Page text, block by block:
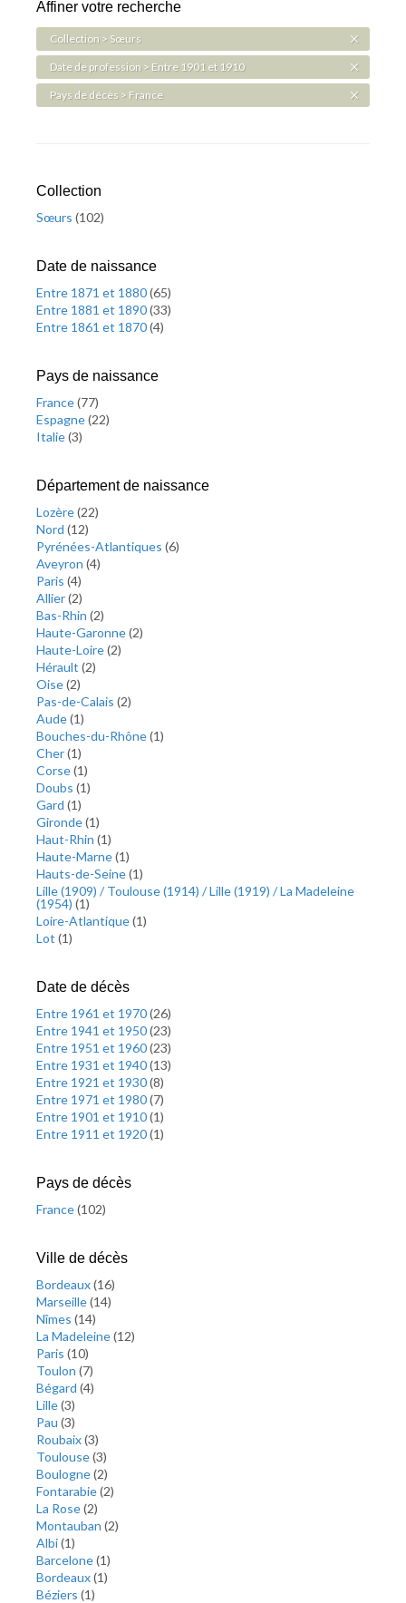
Affiner votre recherche
Collection > Sœurs
Date de profession > Entre 1901 et 1910
Pays de décès > France
Collection
Sœurs (102)
Date de naissance
Entre 1871 et 1880(65)
Entre 1881 et 1890(33)
Entre 1861 et 1870(4)
Pays de naissance
France(77)
Espagne(22)
Italie(3)
Département de naissance
Lozère(22)
Nord (12)
Pyrénées-Atlantiques (6)
Aveyron (4)
Paris (4)
Allier(2)
Bas-Rhin (2)
Haute-Garonne(2)
Haute-Loire(2)
Hérault (2)
Oise(2)
Pas-de-Calais (2)
Aude(1)
Bouches-du-Rhône(1)
Cher(1)
Corse(1)
Doubs (1)
Gard (1)
Gironde(1)
Haut-Rhin (1)
Haute-Marne(1)
Hauts-de-Seine(1)
Lille (1909) / Toulouse (1914) / Lille (1919) / La Madeleine
(1954) (1)
Loire-Atlantique(1)
Lot (1)
Date de décès
Entre 1961 et 1970(26)
Entre 1941 et 1950(23)
Entre 1951 et 1960(23)
Entre 1931 et 1940(13)
Entre 1921 et 1930(8)
Entre 1971 et 1980(7)
Entre 1901 et 1910(1)
Entre 1911 et 1920(1)
Pays de décès
France(102)
Ville de décès
Bordeaux(16)
Marseille(14)
Nîmes (14)
La Madeleine(12)
Paris (10)
Toulon (7)
Bégard (4)
Lille(3)
Pau (3)
Roubaix(3)
Toulouse(3)
Boulogne(2)
Fontarabie(2)
La Rose(2)
Montauban (2)
Albi(1)
Barcelone(1)
Bordeaux(1)
Béziers (1)